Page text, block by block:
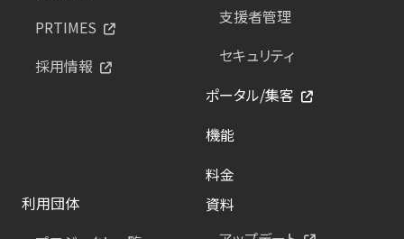
PRTIMES
採用情報
支援者管理
セキュリティ
ポータル/集客
機能
料金
利用団体
資料